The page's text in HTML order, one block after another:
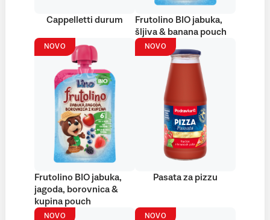
Cappelletti durum
Frutolino BIO jabuka,
šljiva & banana pouch
NOVO
Frutolino BIO jabuka,
jagoda, borovnica &
kupina pouch
NOVO
Pasata za pizzu
NOVO NOVO